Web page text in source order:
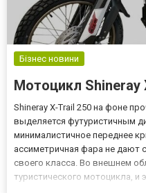
Бізнес новини
Мотоцикл Shineray
Shineray X-Trail 250 на фоне
выделяется футуристичным
минималистичное переднее
ассиметричная фара не дают
своего класса. Во внешнем
туристического мотоцикла, и